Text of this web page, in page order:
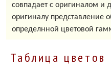
совпадает с оригиналом и
оригиналу представление
определнной цветовой
Таблица